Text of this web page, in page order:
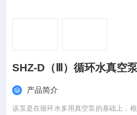
SHZ-D（Ⅲ）循环水真空
产品简介
该泵是在循环水多用真空泵的基础上，